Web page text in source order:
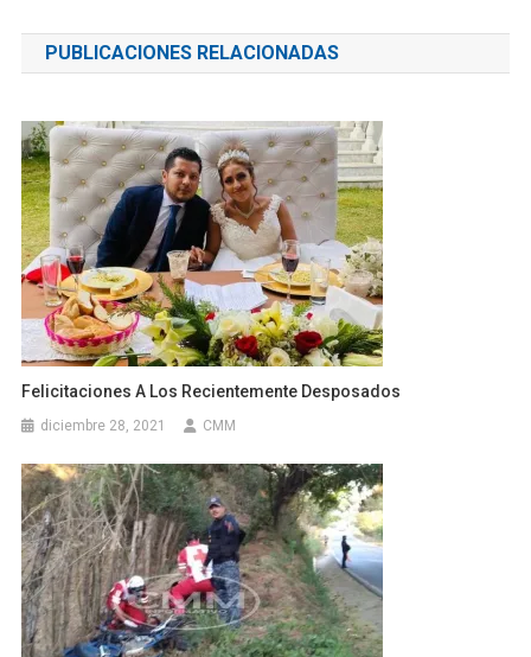
de
entradas
PUBLICACIONES RELACIONADAS
Felicitaciones A Los Recientemente Desposados
diciembre 28, 2021 CMM